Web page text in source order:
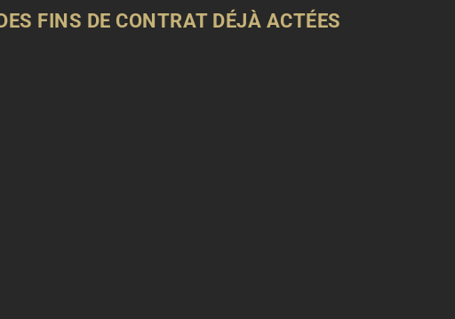
FINS DE CONTRAT DÉJÀ ACTÉES